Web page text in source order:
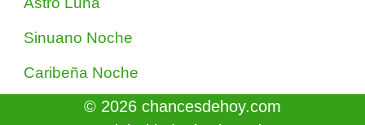
Sinuano Noche
Caribeña Noche
© 2026 chancesdehoy.com